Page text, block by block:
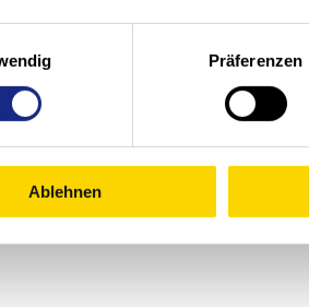
Präferenzen
Ablehnen
ingegneri